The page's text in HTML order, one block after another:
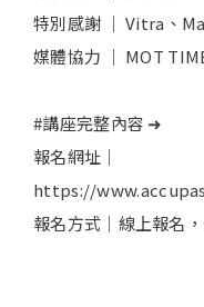
特別感謝 ｜ Vitra、
媒體協力 ｜ MOT
#講座完整內容 ➜
報名網址｜
https://
報名方式｜線上報名